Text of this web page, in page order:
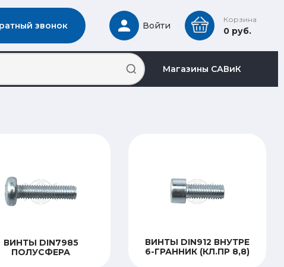
звонок Войти
Корзина
0 руб.
Магазины САВиК
ВИНТЫ DIN7985
ПОЛУСФЕРА
ВИНТЫ DIN912 ВНУТРЕ
6-ГРАННИК (КЛ.ПР 8,8)